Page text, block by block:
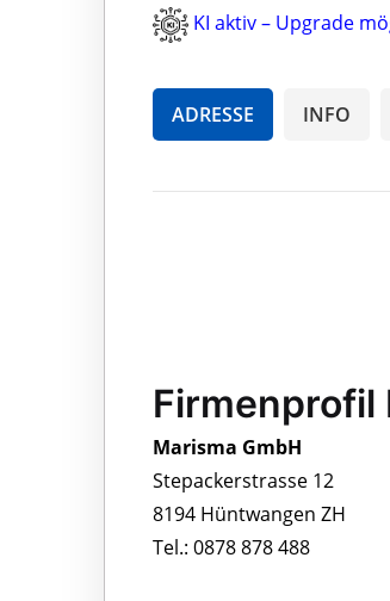
KI aktiv – Upgrade
ADRESSE INFO
Firmenprofil
Marisma GmbH
Stepackerstrasse 12
8194 Hüntwangen ZH
Tel.: 0878 878 488